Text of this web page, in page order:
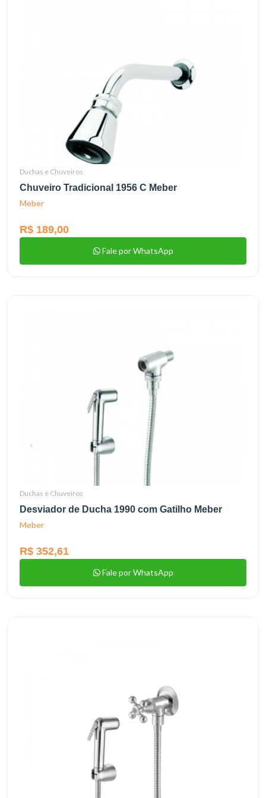
Duchas e Chuveiros
Chuveiro Tradicional 1956 C Meber
Meber
R$ 189,00
Fale por WhatsApp
Duchas e Chuveiros
Desviador de Ducha 1990 com Gatilho Meber
Meber
R$ 352,61
Fale por WhatsApp